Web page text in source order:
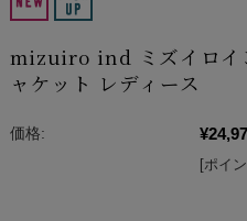
mizuiro ind ミズイロイ
ャケット レディース
価格:
[ポイ